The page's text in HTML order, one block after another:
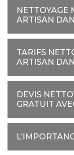
NETTOYAGE
ARTISAN
TARIFS
ARTISAN
DEVIS
GRATUIT